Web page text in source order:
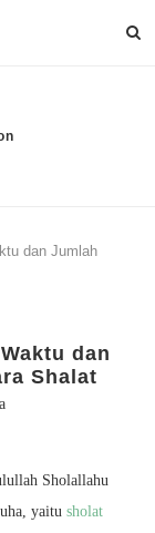
dan Jumlah
dan
Shalat
Sholallahu
yaitu sholat